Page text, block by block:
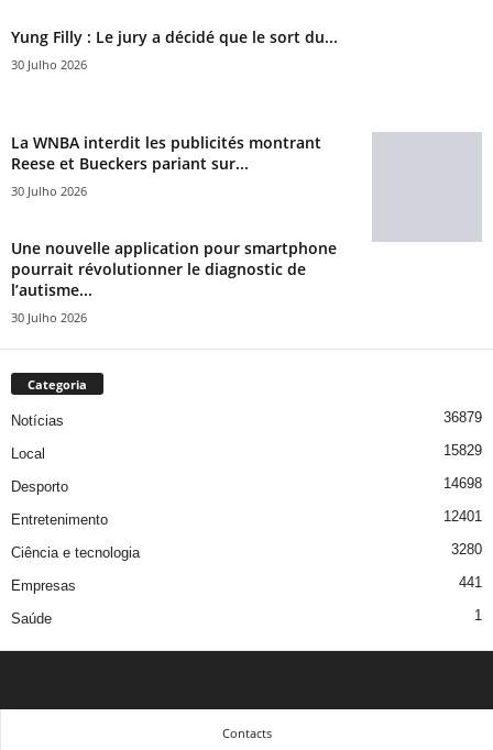
Yung Filly : Le jury a décidé que le sort du...
30 Julho 2026
La WNBA interdit les publicités montrant
Reese et Bueckers pariant sur...
30 Julho 2026
Une nouvelle application pour smartphone
pourrait révolutionner le diagnostic de
l’autisme...
30 Julho 2026
Categoria
Notícias 36879
Local 15829
Desporto 14698
Entretenimento 12401
Ciência e tecnologia 3280
Empresas 441
Saúde 1
Contacts